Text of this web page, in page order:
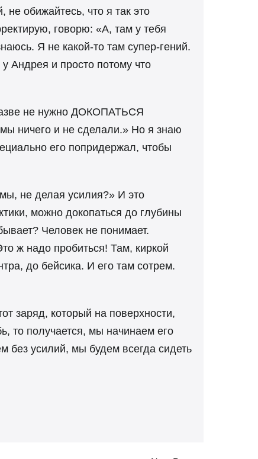
обижайтесь, что я так это
говорю: «А, там у тебя
Я не какой-то там супер-гений.
Андрея и просто потому что
не нужно ДОКОПАТЬСЯ
ничего и не сделали.» Но я знаю
его попридержал, чтобы
не делая усилия?» И это
можно докопаться до глубины
Человек не понимает.
ж надо пробиться! Там, киркой
до бейсика. И его там сотрем.
заряд, который на поверхности,
то получается, мы начинаем его
без усилий, мы будем всегда сидеть